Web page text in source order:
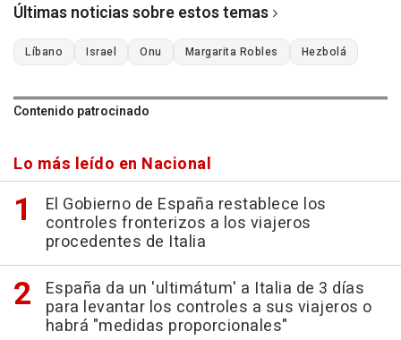
Últimas noticias sobre estos temas
Líbano Israel Onu Margarita Robles Hezbolá
Contenido patrocinado
Lo más leído en Nacional
El Gobierno de España restablece los
controles fronterizos a los viajeros
procedentes de Italia
España da un 'ultimátum' a Italia de 3 días
para levantar los controles a sus viajeros o
habrá "medidas proporcionales"